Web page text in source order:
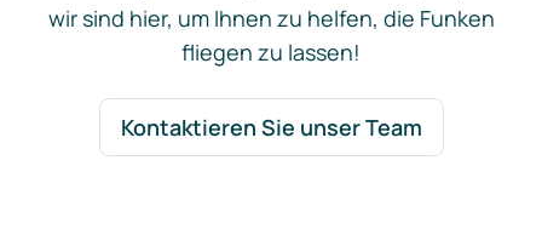
wir sind hier, um Ihnen zu helfen, die Funken
fliegen zu lassen!
Kontaktieren Sie unser Team